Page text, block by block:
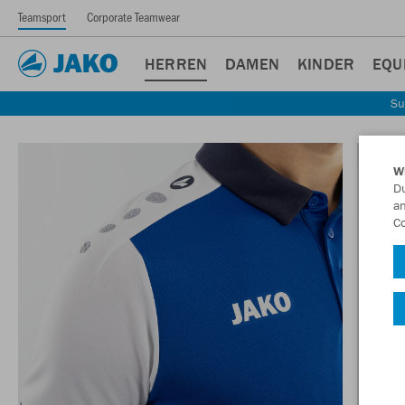
Teamsport Corporate Teamwear
HERREN DAMEN KINDER